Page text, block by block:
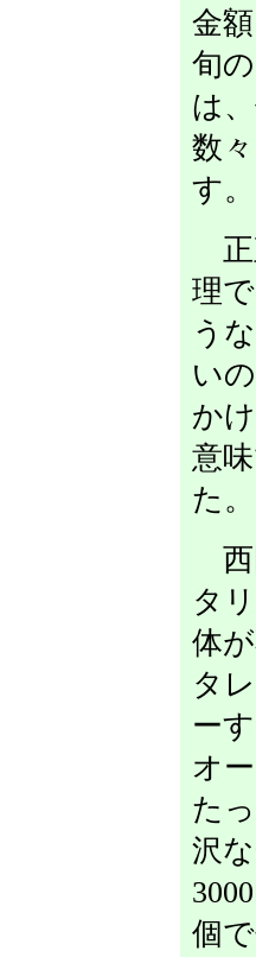
金
旬
は
数
す。
正
理
う
い
か
意
た。
西
タ
体
タ
ー
オ
た
沢
個